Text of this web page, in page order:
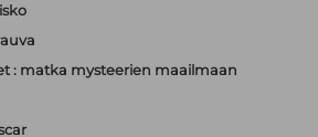
: matka mysteerien maailmaan